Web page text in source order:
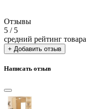
Отзывы
5 / 5
средний рейтинг товара
+ Добавить отзыв
Написать отзыв